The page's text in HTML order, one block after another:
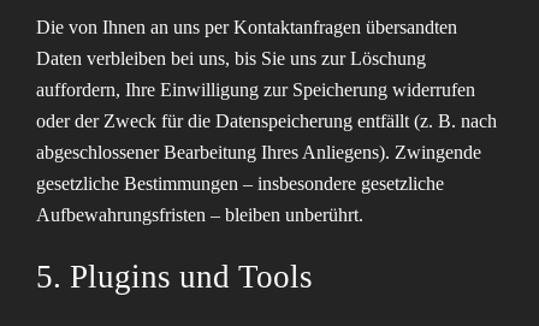
Die von Ihnen an uns per Kontaktanfragen übersandten
Daten verbleiben bei uns, bis Sie uns zur Löschung
auffordern, Ihre Einwilligung zur Speicherung widerrufen
oder der Zweck für die Datenspeicherung entfällt (z. B. nach
abgeschlossener Bearbeitung Ihres Anliegens). Zwingende
gesetzliche Bestimmungen – insbesondere gesetzliche
Aufbewahrungsfristen – bleiben unberührt.
5. Plugins und Tools